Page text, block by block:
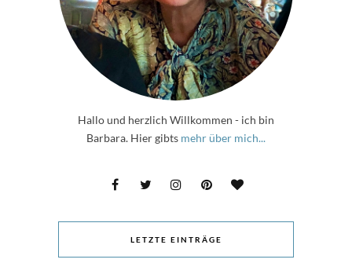
Hallo und herzlich Willkommen - ich bin
Barbara. Hier gibts mehr über mich...
LETZTE EINTRÄGE